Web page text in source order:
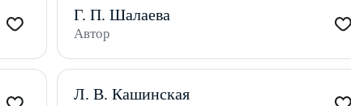
Г. П. Шалаева
Автор
Л. В. Кашинская